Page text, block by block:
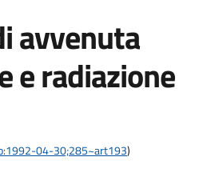
avvenuta
e radiazione
04-30;285~art193)